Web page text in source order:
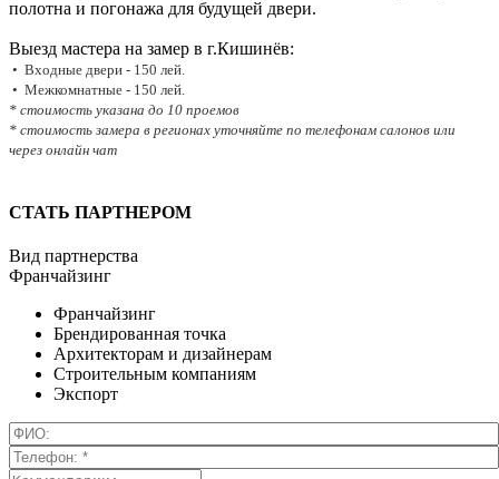
полотна и погонажа для будущей двери.
Выезд мастера на замер в г.Кишинёв:
• Входные двери - 150 лей.
• Межкомнатные - 150 лей.
* стоимость указана до 10 проемов
* стоимость замера в регионах уточняйте по телефонам салонов или
через онлайн чат
СТАТЬ ПАРТНЕРОМ
Вид партнерства
Франчайзинг
Франчайзинг
Брендированная точка
Архитекторам и дизайнерам
Строительным компаниям
Экспорт